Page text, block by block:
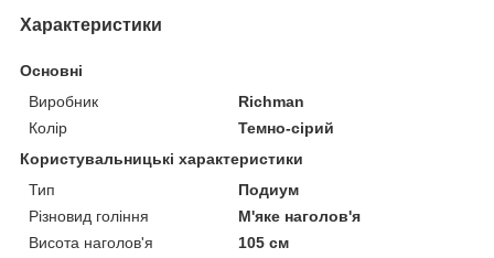
Характеристики
Основні
Виробник
Richman
Колір
Темно-сірий
Користувальницькі характеристики
Тип
Подиум
Різновид гоління
М'яке наголов'я
Висота наголов'я
105 см